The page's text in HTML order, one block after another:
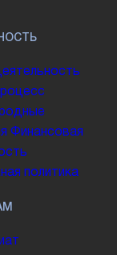
Финансовая
политика